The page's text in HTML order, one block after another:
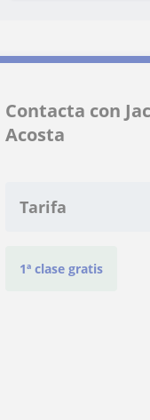
Contacta con
Acosta
Tarifa
1ª clase gratis